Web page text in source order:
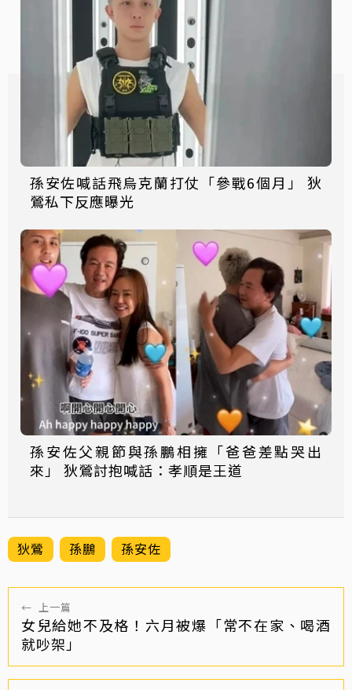
孫安佐喊話飛烏克蘭打仗「參戰6個月」 狄
鶯私下反應曝光
孫安佐父親節與孫鵬相擁「爸爸差點哭出
來」 狄鶯討抱喊話：孝順是王道
狄鶯 孫鵬 孫安佐
← 上一篇
女兒給她不及格！六月被爆「常不在家、喝酒
就吵架」